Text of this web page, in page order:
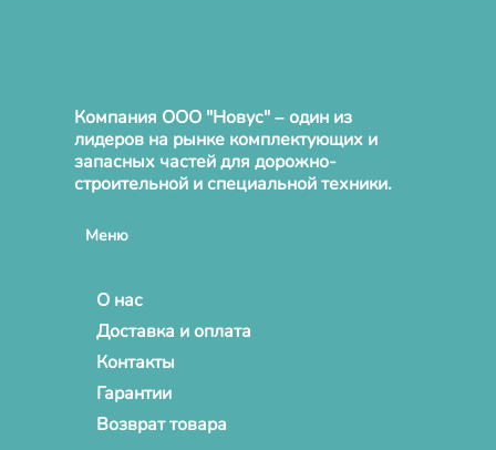
Компания ООО "Новус" – один из
лидеров на рынке комплектующих и
запасных частей для дорожно-
строительной и специальной техники.
Меню
О нас
Доставка и оплата
Контакты
Гарантии
Возврат товара